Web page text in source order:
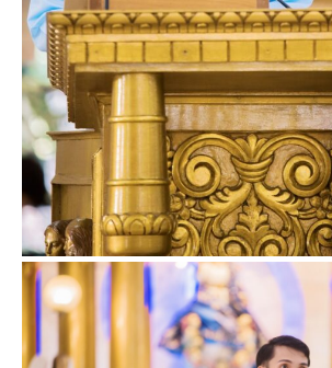
Hermana Day 6 (Highlights)
Hermana Day 7 (Highlights)
Hermana Day 8 (Highlights)
Hermana Day 9 (Highlights)